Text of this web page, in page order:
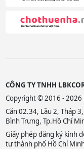
CÔNG TY TNHH
Copyright © 2016 - 2026
Căn 02.34, Lầu 2, Tháp
Bình Trưng, Tp.Hồ Chí
Giấy phép đăng ký kinh
tư thành phố Hồ Chí